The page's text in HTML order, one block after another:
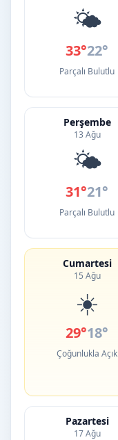
🌤️
33°22°
Parçalı Bulutlu
Perşembe
13 Ağu
🌤️
31°21°
Parçalı Bulutlu
Cumartesi
15 Ağu
☀️
29°18°
Çoğunlukla Açık
Pazartesi
17 Ağu